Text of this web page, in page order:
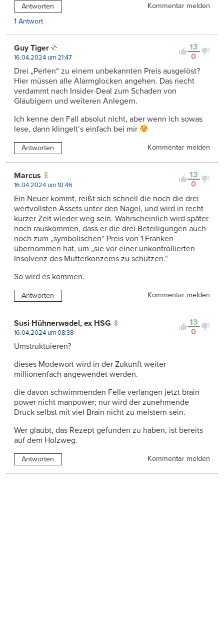
Antworten
Kommentar melden
1 Antwort
13
0
Guy Tiger
16.04.2024 um 21:47
Drei „Perlen“ zu einem unbekannten Preis ausgelöst?
Hier müssen alle Alarmglocken angehen. Das riecht
verdammt nach Insider-Deal zum Schaden von
Gläubigern und weiteren Anlegern.
Ich kenne den Fall absolut nicht, aber wenn ich sowas
lese, dann klingelt’s einfach bei mir
Antworten Kommentar melden
13
0
Marcus
16.04.2024 um 10:46
Ein Neuer kommt, reißt sich schnell die noch die drei
wertvollsten Assets unter den Nagel, und wird in recht
kurzer Zeit wieder weg sein. Wahrscheinlich wird später
noch rauskommen, dass er die drei Beteiligungen auch
noch zum „symbolischen“ Preis von 1 Franken
übernommen hat, um „sie vor einer unkontrollierten
Insolvenz des Mutterkonzerns zu schützen.“
So wird es kommen.
Antworten Kommentar melden
13
0
Susi Hühnerwadel, ex HSG
16.04.2024 um 08:38
Umstruktuieren?
dieses Modewort wird in der Zukunft weiter
millionenfach angewendet werden.
die davon schwimmenden Felle verlangen jetzt brain
power nicht manpower; nur wird der zunehmende
Druck selbst mit viel Brain nicht zu meistern sein.
Wer glaubt, das Rezept gefunden zu haben, ist bereits
auf dem Holzweg.
Antworten Kommentar melden